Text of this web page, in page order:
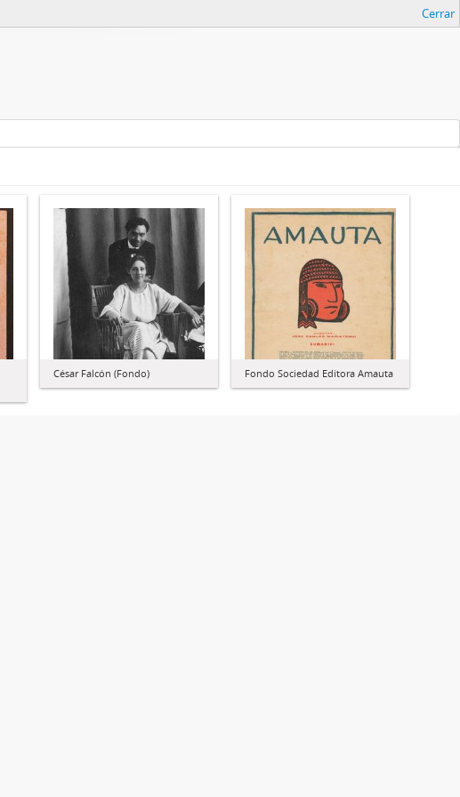
Cerrar
César Falcón (Fondo) Fondo Sociedad Editora Amauta